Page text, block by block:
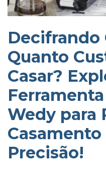
Decifrando
Quanto
Casar?
Wedy para
Precisão!